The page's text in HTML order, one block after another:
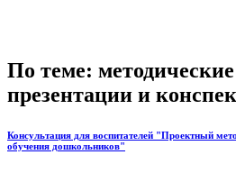
По теме:
презентации и
Консультация для воспитателей "Проектный
обучения дошкольников"